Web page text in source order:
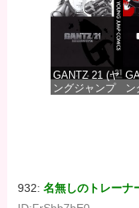
価格：¥100
GANTZ 21 (ヤ
ングジャンプ
ン
932:名無しのトレーナ